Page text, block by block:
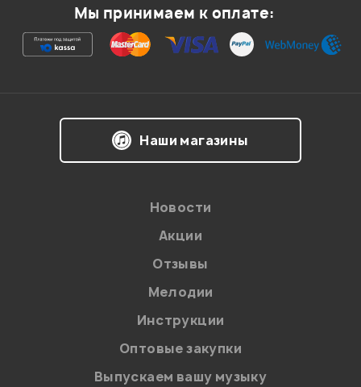
Ваша оценка:
на обработку персональных данных в
Политикой в отношении обработки
персональных данных.
Введите проверочное число:
Мы принимаем к оплате:
Наши магазины
Новости
Акции
Отзывы
Мелодии
Инструкции
Оптовые закупки
Выпускаем вашу музыку